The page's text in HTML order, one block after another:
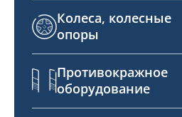
Колеса, колесные
опоры
Противокражное
оборудование